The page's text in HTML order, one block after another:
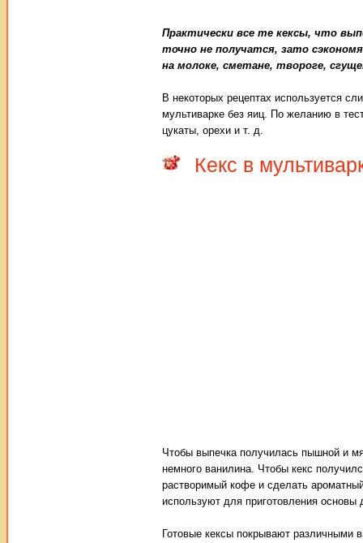
Практически все те кексы, что
точно не получатся, зато
на молоке, сметане, твороге,
В некоторых рецептах используется
мультиварке без яиц. По желанию в
цукаты, орехи и т. д.
Кекс в
Чтобы выпечка получилась пышной и
немного ванилина. Чтобы кекс
растворимый кофе и сделать
используют для приготовления
Готовые кексы покрывают различными